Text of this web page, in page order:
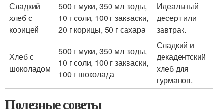
Сладкий
хлеб с
корицей
500 г муки, 350 мл воды,
10 г соли, 100 г закваски,
20 г корицы, 50 г сахара
Идеальный
десерт или
завтрак.
Хлеб с
шоколадом
500 г муки, 350 мл воды,
10 г соли, 100 г закваски,
100 г шоколада
Сладкий и
декадентский
хлеб для
гурманов.
Полезные советы